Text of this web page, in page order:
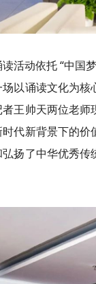
活动依托 “中国
以诵读文化为
王帅天两位老
代新背景下的
扬了中华优秀